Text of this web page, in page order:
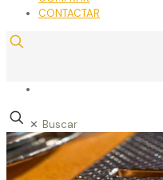
CONTACTAR
✕